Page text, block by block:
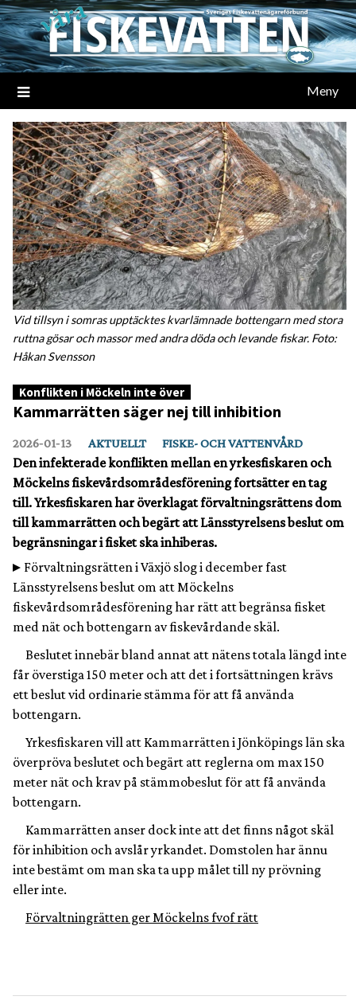
Meny
Vid tillsyn i somras upptäcktes kvarlämnade bottengarn med stora
ruttna gösar och massor med andra döda och levande fiskar. Foto:
Håkan Svensson
Konflikten i Möckeln inte över
Kammarrätten säger nej till inhibition
2026‑01‑13 AKTUELLT FISKE- OCH VATTENVÅRD
Den infekterade konflikten mellan en yrkesfiskaren och
Möckelns fiskevårdsområdesförening fortsätter en tag
till. Yrkesfiskaren har överklagat förvaltningsrättens dom
till kammarrätten och begärt att Länsstyrelsens beslut om
begränsningar i fisket ska inhiberas.
Förvaltningsrätten i Växjö slog i december fast
Länsstyrelsens beslut om att Möckelns
fiskevårdsområdesförening har rätt att begränsa fisket
med nät och bottengarn av fiskevårdande skäl.
Beslutet innebär bland annat att nätens totala längd inte
får överstiga 150 meter och att det i fortsättningen krävs
ett beslut vid ordinarie stämma för att få använda
bottengarn.
Yrkesfiskaren vill att Kammarrätten i Jönköpings län ska
överpröva beslutet och begärt att reglerna om max 150
meter nät och krav på stämmobeslut för att få använda
bottengarn.
Kammarrätten anser dock inte att det finns något skäl
för inhibition och avslår yrkandet. Domstolen har ännu
inte bestämt om man ska ta upp målet till ny prövning
eller inte.
Förvaltningrätten ger Möckelns fvof rätt